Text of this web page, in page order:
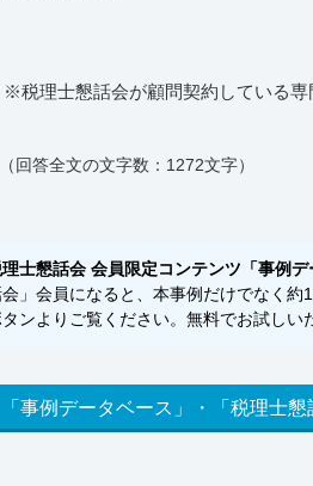
税理士懇話会が顧問契約している専
（回答全文の文字数：1272文字）
士懇話会 会員限定コンテンツ「事例
会」会員になると、本事例だけでなく
ンよりご覧ください。無料でお試しい
「事例データベース」・「税理士